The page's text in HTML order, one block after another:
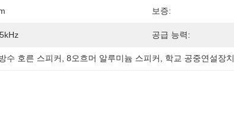
보증:
공급 능력:
수 호른 스피커 , 8오흐머 알루미늄 스피커 학교 공중연설장치